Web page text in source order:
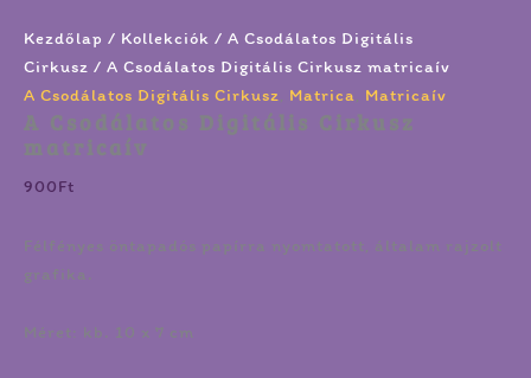
Kezdőlap / Kollekciók / A Csodálatos Digitális
Cirkusz / A Csodálatos Digitális Cirkusz matricaív
A Csodálatos Digitális Cirkusz, Matrica, Matricaív
A Csodálatos Digitális Cirkusz
matricaív
900Ft
Félfényes öntapadós papírra nyomtatott, általam rajzolt
grafika.
Méret: kb. 10 x 7 cm